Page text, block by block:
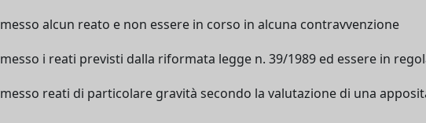
alcun reato e non essere in corso in alcuna contravvenzione
i reati previsti dalla riformata legge n. 39/1989 ed essere in
reati di particolare gravità secondo la valutazione di una